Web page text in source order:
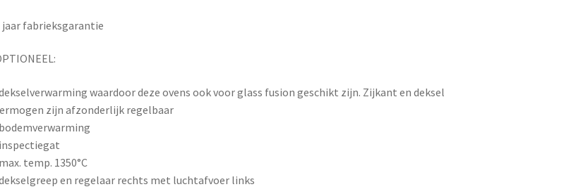
jaar fabrieksgarantie
waardoor deze ovens ook voor glass fusion geschikt zijn. Zijkant en deksel
zijn afzonderlijk regelbaar
temp. 1350°C
en regelaar rechts met luchtafvoer links